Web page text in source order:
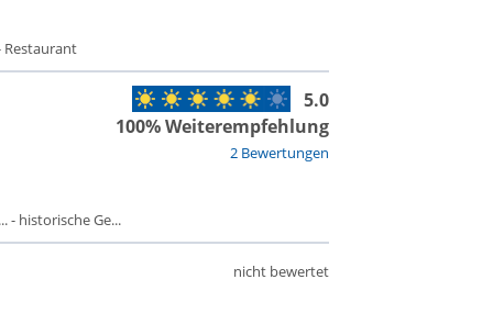
Restaurant
2 Bewertungen
5.0
100% Weiterempfehlung
- historische Ge...
nicht bewertet